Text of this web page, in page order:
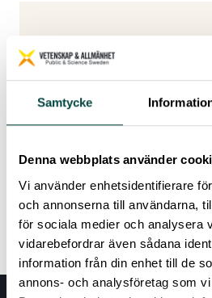
Samtycke
Denna webbplats använder
Vi använder enhetsidentifierare
och annonserna till användarna,
för sociala medier och analysera
vidarebefordrar även sådana
information från din enhet till de
annons- och analysföretag som
SÖKER DU EFTER
ORD ELLER
Tillbaka till ordlistan